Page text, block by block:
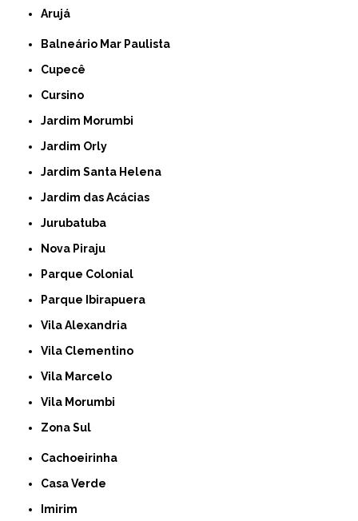
Arujá
Balneário Mar Paulista
Cupecê
Cursino
Jardim Morumbi
Jardim Orly
Jardim Santa Helena
Jardim das Acácias
Jurubatuba
Nova Piraju
Parque Colonial
Parque Ibirapuera
Vila Alexandria
Vila Clementino
Vila Marcelo
Vila Morumbi
Zona Sul
Cachoeirinha
Casa Verde
Imirim